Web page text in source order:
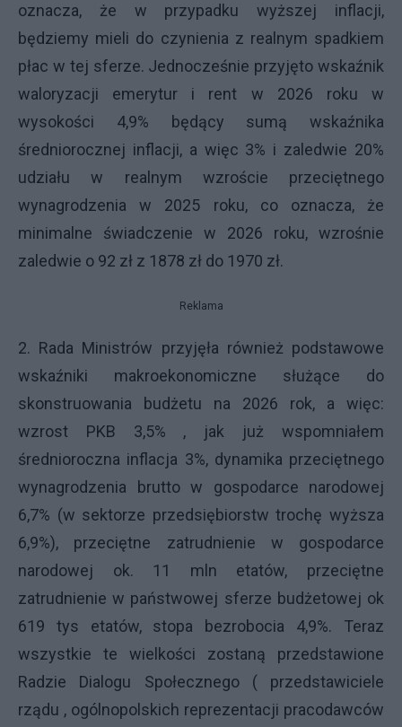
oznacza, że w przypadku wyższej inflacji,
będziemy mieli do czynienia z realnym spadkiem
płac w tej sferze. Jednocześnie przyjęto wskaźnik
waloryzacji emerytur i rent w 2026 roku w
wysokości 4,9% będący sumą wskaźnika
średniorocznej inflacji, a więc 3% i zaledwie 20%
udziału w realnym wzroście przeciętnego
wynagrodzenia w 2025 roku, co oznacza, że
minimalne świadczenie w 2026 roku, wzrośnie
zaledwie o 92 zł z 1878 zł do 1970 zł.
Reklama
2. Rada Ministrów przyjęła również podstawowe
wskaźniki makroekonomiczne służące do
skonstruowania budżetu na 2026 rok, a więc:
wzrost PKB 3,5% , jak już wspomniałem
średnioroczna inflacja 3%, dynamika przeciętnego
wynagrodzenia brutto w gospodarce narodowej
6,7% (w sektorze przedsiębiorstw trochę wyższa
6,9%), przeciętne zatrudnienie w gospodarce
narodowej ok. 11 mln etatów, przeciętne
zatrudnienie w państwowej sferze budżetowej ok
619 tys etatów, stopa bezrobocia 4,9%. Teraz
wszystkie te wielkości zostaną przedstawione
Radzie Dialogu Społecznego ( przedstawiciele
rządu , ogólnopolskich reprezentacji pracodawców